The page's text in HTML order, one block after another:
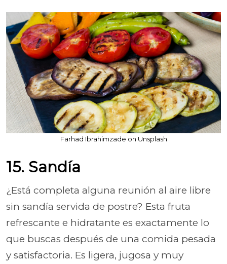
Farhad Ibrahimzade on Unsplash
15. Sandía
¿Está completa alguna reunión al aire libre
sin sandía servida de postre? Esta fruta
refrescante e hidratante es exactamente lo
que buscas después de una comida pesada
y satisfactoria. Es ligera, jugosa y muy